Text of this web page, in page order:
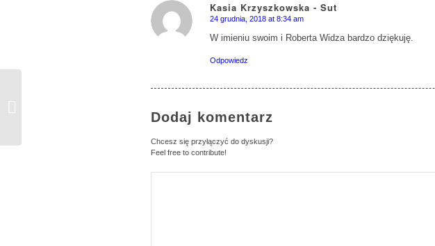
Kasia Krzyszkowska - Sut
says:
24 grudnia, 2018 at 8:34 am
W imieniu swoim i Roberta Widza bardzo dziękuję.
Odpowiedz
Dodaj komentarz
Chcesz się przyłączyć do dyskusji?
Feel free to contribute!